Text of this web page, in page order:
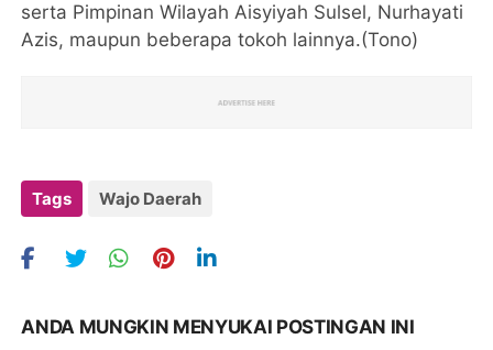
serta Pimpinan Wilayah Aisyiyah Sulsel, Nurhayati
Azis, maupun beberapa tokoh lainnya.(Tono)
Tags Wajo Daerah
ANDA MUNGKIN MENYUKAI POSTINGAN INI